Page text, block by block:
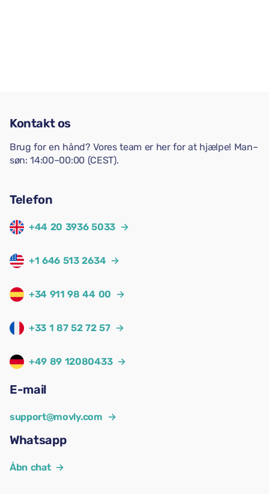
Kontakt os
Brug for en hånd? Vores team er her for at hjælpe! Man–
søn: 14:00–00:00 (CEST).
Telefon
+44 20 3936 5033 →
+1 646 513 2634 →
+34 911 98 44 00 →
+33 1 87 52 72 57 →
+49 89 12080433 →
E-mail
support@movly.com →
Whatsapp
Åbn chat →